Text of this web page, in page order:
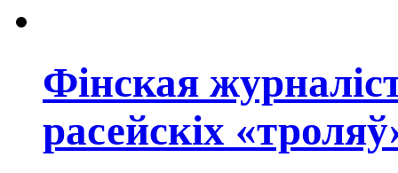
Фінская
расейскіх